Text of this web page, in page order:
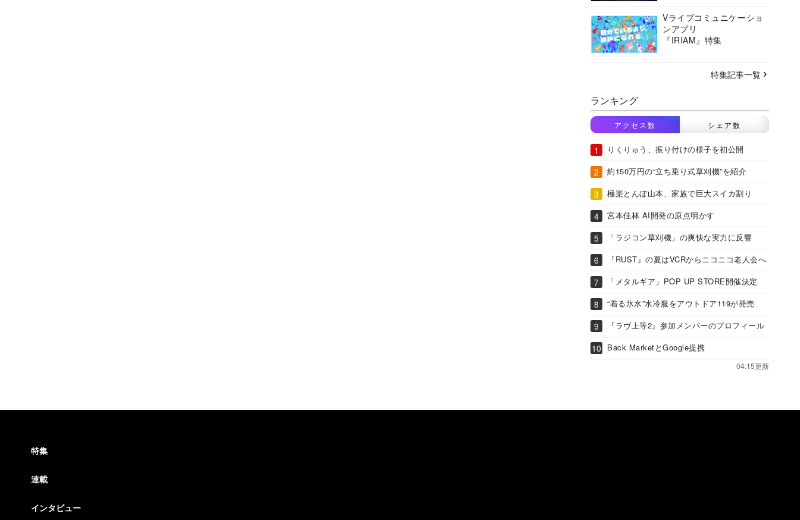
ーシアムの挑戦に迫る
Vライブコミュニケーショ
ンアプリ
『IRIAM』特集
特集記事一覧
ランキング
アクセス数 シェア数
りくりゅう、振り付けの様子を初公開
約150万円の“立ち乗り式草刈機”を紹介
極楽とんぼ山本、家族で巨大スイカ割り
宮本佳林 AI開発の原点明かす
「ラジコン草刈機」の爽快な実力に反響
『RUST』の夏はVCRからニコニコ老人会へ
「メタルギア」POP UP STORE開催決定
“着る氷水”水冷服をアウトドア119が発売
『ラヴ上等2』参加メンバーのプロフィール
Back MarketとGoogle提携
04:15更新
特集
連載
インタビュー